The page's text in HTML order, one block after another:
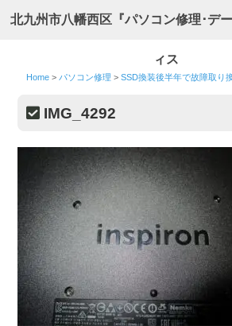
北九州市八幡西区『パソコン修理･デ
ィス
Home > パソコン修理 >SSD換装後半年で故障取り
IMG_4292